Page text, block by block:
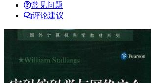
常见问题
评论建议